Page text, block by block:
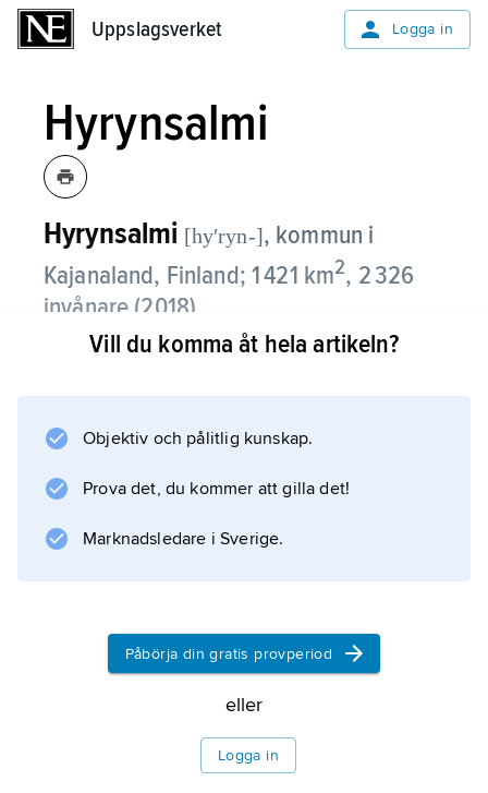
Uppslagsverket Logga in
Hyrynsalmi
Hyrynsalmi [hyʹryn-], kommun i
Kajanaland, Finland; 1 421 km2, 2 326
invånare (2018).
Hyrynsalmi är den sydligaste kommun i
Information om artikeln
Vill du komma åt hela artikeln?
Objektiv och pålitlig kunskap.
Prova det, du kommer att gilla det!
Marknadsledare i Sverige.
Påbörja din gratis provperiod
eller
Logga in